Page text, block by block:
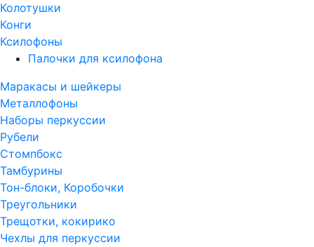
Колотушки
Конги
Ксилофоны
Палочки для ксилофона
Маракасы и шейкеры
Металлофоны
Наборы перкуссии
Рубели
Стомпбокс
Тамбурины
Тон-блоки, Коробочки
Треугольники
Трещотки, кокирико
Чехлы для перкуссии